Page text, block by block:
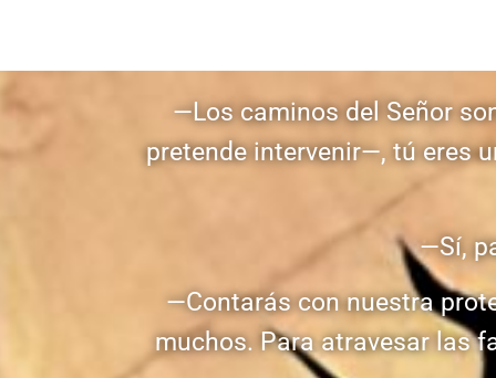
—Los caminos del Señor
pretende intervenir—, tú eres
—Sí,
—Contarás con nuestra
muchos. Para atravesar las